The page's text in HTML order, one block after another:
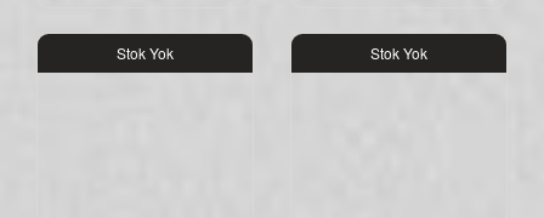
Stok Yok Stok Yok